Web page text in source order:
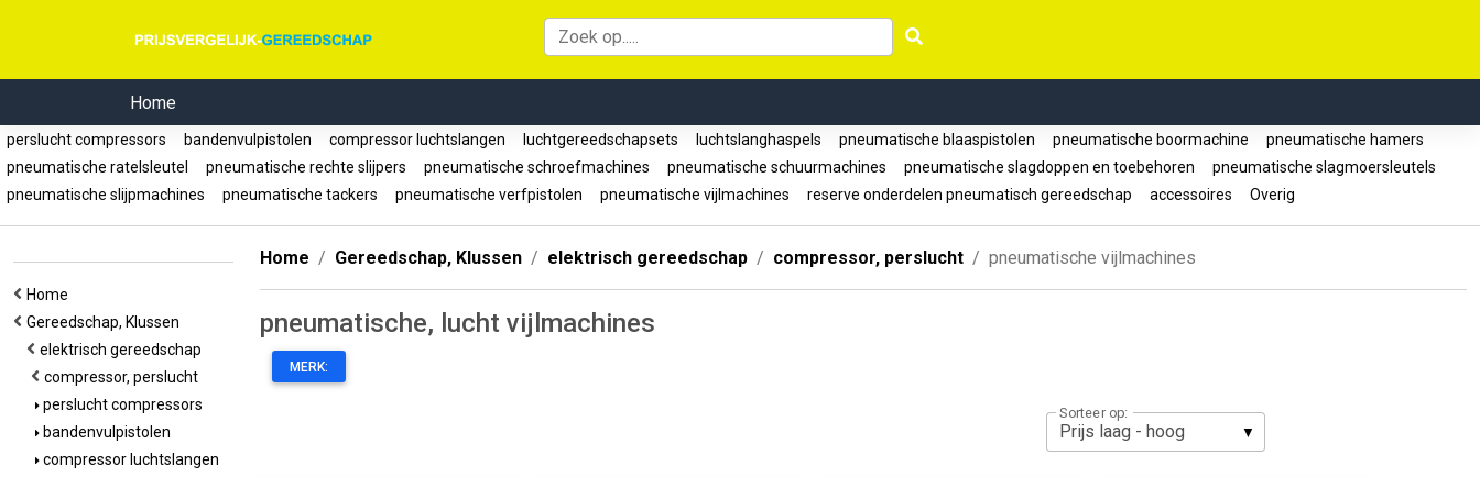
Home
perslucht compressors bandenvulpistolen compressor luchtslangen luchtgereedschapsets luchtslanghaspels pneumatische blaaspistolen pneumatische boormachine
pneumatische hamers
pneumatische ratelsleutel
pneumatische rechte slijpers pneumatische schroefmachines pneumatische schuurmachines pneumatische slagdoppen en toebehoren
pneumatische slagmoersleutels
pneumatische slijpmachines
pneumatische tackers pneumatische verfpistolen pneumatische vijlmachines reserve onderdelen pneumatisch gereedschap accessoires Overig
Home
Gereedschap, Klussen
elektrisch gereedschap
compressor, perslucht
perslucht compressors
bandenvulpistolen
compressor luchtslangen
Home Gereedschap, Klussen elektrisch gereedschap compressor, perslucht pneumatische vijlmachines
pneumatische, lucht vijlmachines
MERK:
Sorteer op: